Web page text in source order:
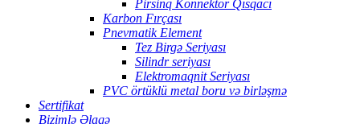
Pirsinq Konnektor Qısqacı
Karbon Fırçası
Pnevmatik Element
Tez Birgə Seriyası
Silindr seriyası
Elektromaqnit Seriyası
PVC örtüklü metal boru və birləşmə
Sertifikat
Bizimlə Əlaqə